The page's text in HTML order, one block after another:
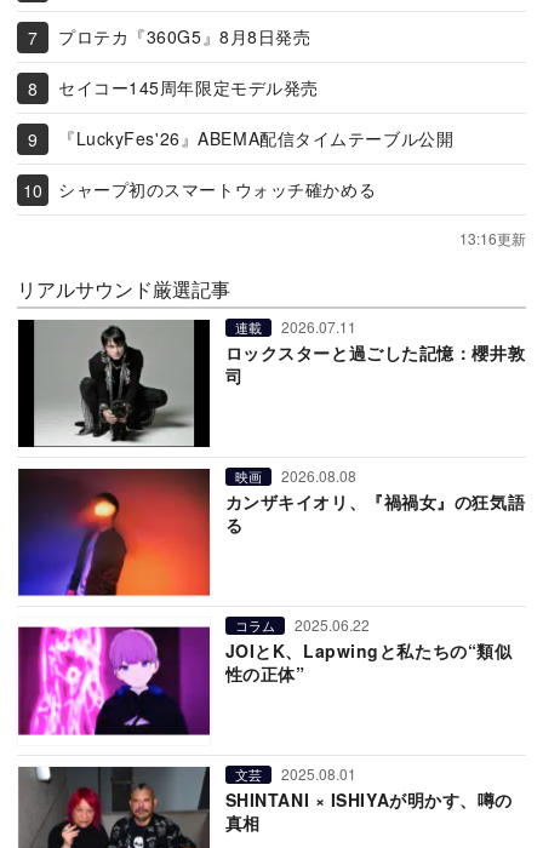
プロテカ『360G5』8月8日発売
セイコー145周年限定モデル発売
『LuckyFes'26』ABEMA配信タイムテーブル公開
シャープ初のスマートウォッチ確かめる
13:16更新
リアルサウンド厳選記事
連載 2026.07.11
ロックスターと過ごした記憶：櫻井敦
司
映画 2026.08.08
カンザキイオリ、『禍禍女』の狂気語
る
コラム 2025.06.22
JOIとK、Lapwingと私たちの“類似
性の正体”
文芸 2025.08.01
SHINTANI × ISHIYAが明かす、噂の
真相